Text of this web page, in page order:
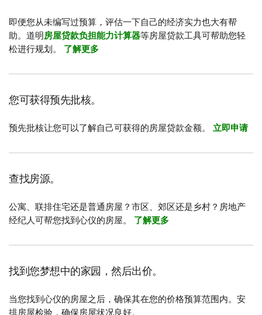
即便您从未编写过预算，评估一下自己的经济实力也大有帮
助。道明 房屋贷款负担能力计算器等房屋贷款工具可帮助您轻
松进行规划。
了解更多
您可获得预先批核。
预先批核让您可以了解自己可获得的房屋贷款金额。 立即申请
查找房源。
公寓、联排住宅还是普通房屋？市区、郊区还是乡村？房地产
经纪人可帮您找到心仪的房屋。
了解更多
找到您梦想中的家园，然后出价。
当您找到心仪的房屋之后，确保其在您的价格预算范围内。安
排房屋检验，确保房屋状况良好。